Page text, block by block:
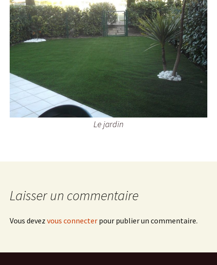
Le jardin
Laisser un commentaire
Vous devez vous connecter pour publier un commentaire.